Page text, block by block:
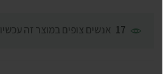
17 אנשים צופים במוצר זה עכשיו